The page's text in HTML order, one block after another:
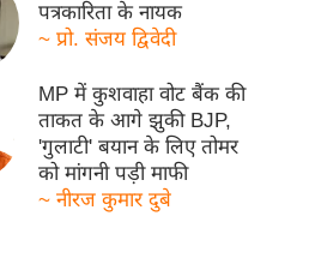
पत्रकारिता के नायक
~ प्रो. संजय द्विवेदी
MP में कुशवाहा वोट बैंक की
ताकत के आगे झुकी BJP,
'गुलाटी' बयान के लिए तोमर
को मांगनी पड़ी माफी
~ नीरज कुमार दुबे